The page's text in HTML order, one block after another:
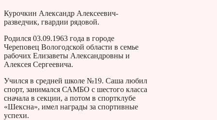
Курочкин Александр Алексеевич-
разведчик, гвардии рядовой.
Родился 03.09.1963 года в городе
Череповец Вологодской области в семье
рабочих Елизаветы Александровны и
Алексея Сергеевича.
Учился в средней школе №19. Саша любил
спорт, занимался САМБО с шестого класса
сначала в секции, а потом в спортклубе
«Шексна», имел награды за спортивные
успехи.